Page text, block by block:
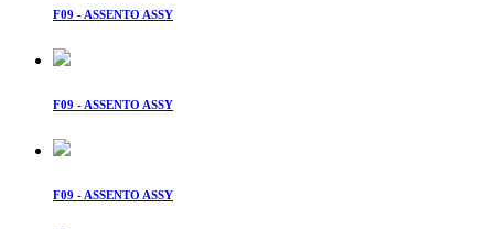
F09 - ASSENTO ASSY
F09 - ASSENTO ASSY
F09 - ASSENTO ASSY